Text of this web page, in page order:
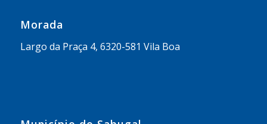
Morada
Largo da Praça 4, 6320-581 Vila Boa